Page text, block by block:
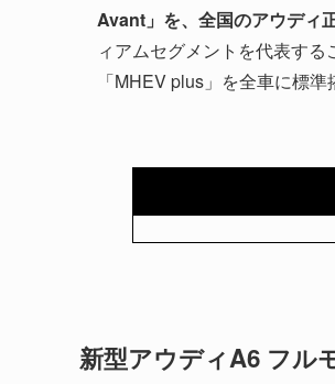
Avant」を、全国のアウディ
ィアムセグメントを代表す
「MHEV plus」を全車に標
新型アウディA6 フル